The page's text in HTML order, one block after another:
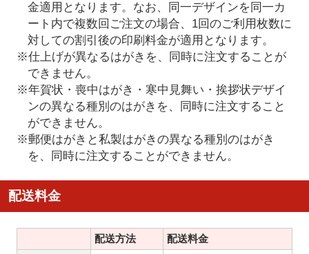
金適用となります。なお、同一デザインを同一カ
ート内で複数回ご注文の場合、1回のご利用枚数に
対しての割引後の印刷料金が適用となります。
※仕上げが異なるはがきを、同時に注文することが
できません。
※年賀状・喪中はがき・寒中見舞い・挨拶状デザイ
ンの異なる種別のはがきを、同時に注文すること
ができません。
※郵便はがきと私製はがきの異なる種別のはがき
を、同時に注文することができません。
配送料金
配送方法 配送料金